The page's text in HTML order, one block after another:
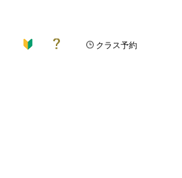
クラス予約